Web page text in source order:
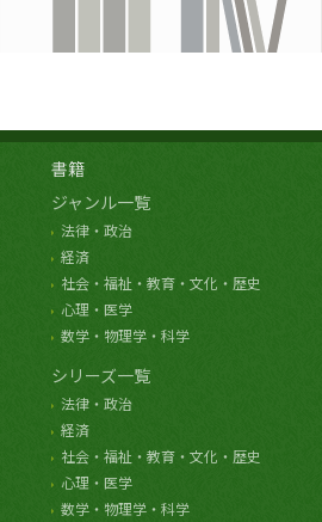
書籍
ジャンル一覧
法律・政治
経済
社会・福祉・教育・文化・歴史
心理・医学
数学・物理学・科学
シリーズ一覧
法律・政治
経済
社会・福祉・教育・文化・歴史
心理・医学
数学・物理学・科学